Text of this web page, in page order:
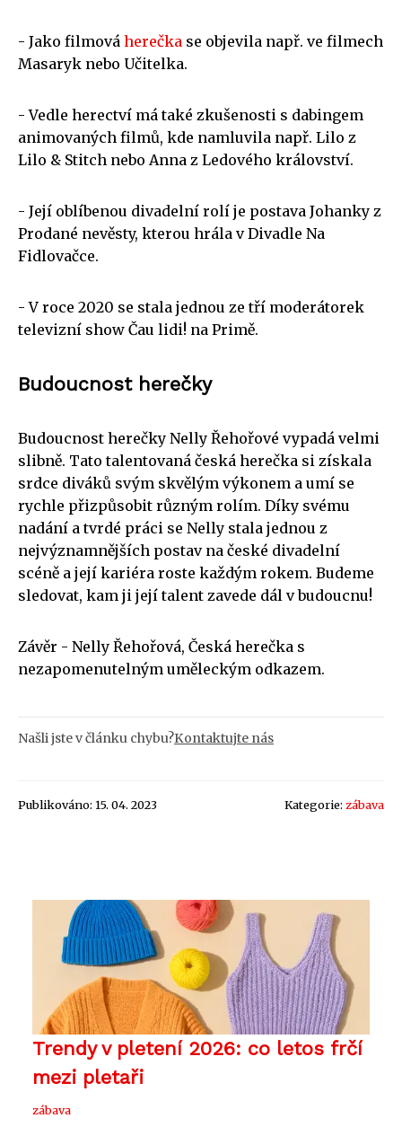
- Jako filmová herečka se objevila např. ve filmech
Masaryk nebo Učitelka.
- Vedle herectví má také zkušenosti s dabingem
animovaných filmů, kde namluvila např. Lilo z
Lilo & Stitch nebo Anna z Ledového království.
- Její oblíbenou divadelní rolí je postava Johanky z
Prodané nevěsty, kterou hrála v Divadle Na
Fidlovačce.
- V roce 2020 se stala jednou ze tří moderátorek
televizní show Čau lidi! na Primě.
Budoucnost herečky
Budoucnost herečky Nelly Řehořové vypadá velmi
slibně. Tato talentovaná česká herečka si získala
srdce diváků svým skvělým výkonem a umí se
rychle přizpůsobit různým rolím. Díky svému
nadání a tvrdé práci se Nelly stala jednou z
nejvýznamnějších postav na české divadelní
scéně a její kariéra roste každým rokem. Budeme
sledovat, kam ji její talent zavede dál v budoucnu!
Závěr - Nelly Řehořová, Česká herečka s
nezapomenutelným uměleckým odkazem.
Našli jste v článku chybu?Kontaktujte nás
Publikováno: 15. 04. 2023 Kategorie: zábava
Trendy v pletení 2026: co letos frčí
mezi pletaři
zábava